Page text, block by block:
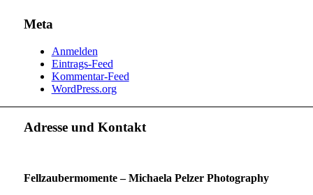
Meta
Anmelden
Eintrags-Feed
Kommentar-Feed
WordPress.org
Adresse und Kontakt
Fellzaubermomente –Michaela Pelzer Photography